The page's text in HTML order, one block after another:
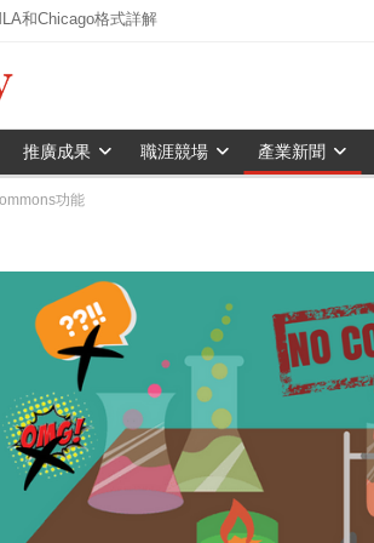
和Chicago格式詳解
推廣成果 職涯競場 產業新聞
功能